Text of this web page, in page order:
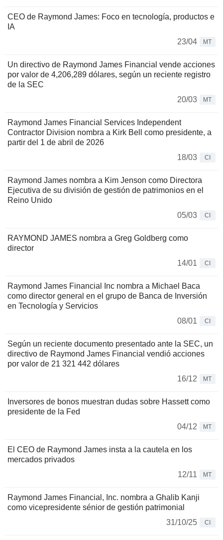
CEO de Raymond James: Foco en tecnología, productos e
IA
23/04
MT
Un directivo de Raymond James Financial vende acciones
por valor de 4,206,289 dólares, según un reciente registro
de la SEC
20/03
MT
Raymond James Financial Services Independent
Contractor Division nombra a Kirk Bell como presidente, a
partir del 1 de abril de 2026
18/03
CI
Raymond James nombra a Kim Jenson como Directora
Ejecutiva de su división de gestión de patrimonios en el
Reino Unido
05/03
CI
RAYMOND JAMES nombra a Greg Goldberg como
director
14/01
CI
Raymond James Financial Inc nombra a Michael Baca
como director general en el grupo de Banca de Inversión
en Tecnología y Servicios
08/01
CI
Según un reciente documento presentado ante la SEC, un
directivo de Raymond James Financial vendió acciones
por valor de 21 321 442 dólares
16/12
MT
Inversores de bonos muestran dudas sobre Hassett como
presidente de la Fed
04/12
MT
El CEO de Raymond James insta a la cautela en los
mercados privados
12/11
MT
Raymond James Financial, Inc. nombra a Ghalib Kanji
como vicepresidente sénior de gestión patrimonial
31/10/25
CI